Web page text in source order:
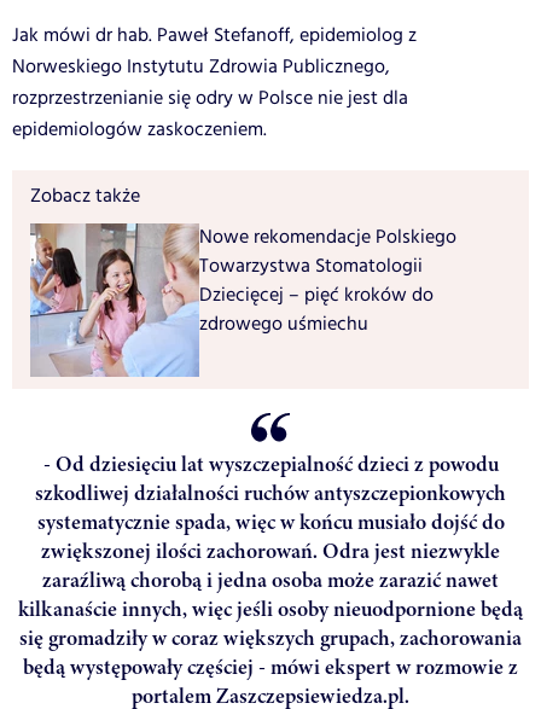
Jak mówi dr hab. Paweł Stefanoff, epidemiolog z
Norweskiego Instytutu Zdrowia Publicznego,
rozprzestrzenianie się odry w Polsce nie jest dla
epidemiologów zaskoczeniem.
Zobacz także
Nowe rekomendacje Polskiego
Towarzystwa Stomatologii
Dziecięcej – pięć kroków do
zdrowego uśmiechu
- Od dziesięciu lat wyszczepialność dzieci z powodu
szkodliwej działalności ruchów antyszczepionkowych
systematycznie spada, więc w końcu musiało dojść do
zwiększonej ilości zachorowań. Odra jest niezwykle
zaraźliwą chorobą i jedna osoba może zarazić nawet
kilkanaście innych, więc jeśli osoby nieuodpornione będą
się gromadziły w coraz większych grupach, zachorowania
będą występowały częściej - mówi ekspert w rozmowie z
portalem Zaszczepsiewiedza.pl.